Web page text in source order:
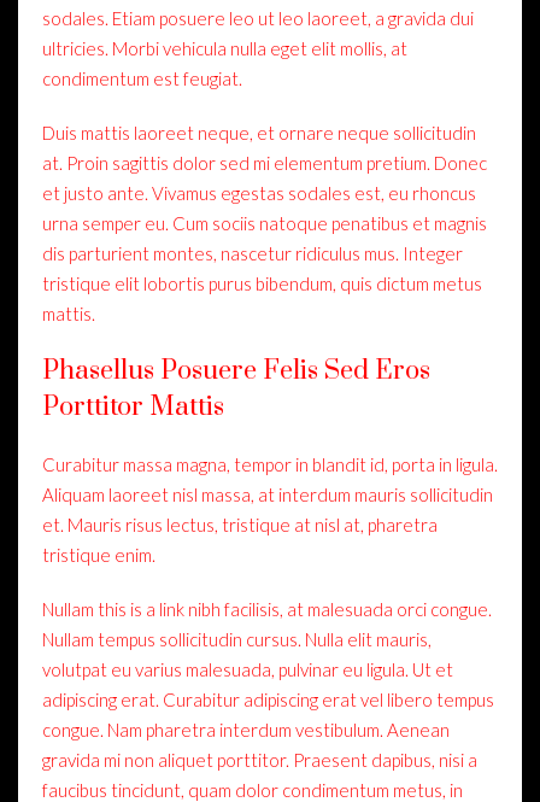
sodales. Etiam posuere leo ut leo laoreet, a gravida dui
ultricies. Morbi vehicula nulla eget elit mollis, at
condimentum est feugiat.
Duis mattis laoreet neque, et ornare neque sollicitudin
at. Proin sagittis dolor sed mi elementum pretium. Donec
et justo ante. Vivamus egestas sodales est, eu rhoncus
urna semper eu. Cum sociis natoque penatibus et magnis
dis parturient montes, nascetur ridiculus mus. Integer
tristique elit lobortis purus bibendum, quis dictum metus
mattis.
Phasellus Posuere Felis Sed Eros
Porttitor Mattis
Curabitur massa magna, tempor in blandit id, porta in ligula.
Aliquam laoreet nisl massa, at interdum mauris sollicitudin
et. Mauris risus lectus, tristique at nisl at, pharetra
tristique enim.
Nullam this is a link nibh facilisis, at malesuada orci congue.
Nullam tempus sollicitudin cursus. Nulla elit mauris,
volutpat eu varius malesuada, pulvinar eu ligula. Ut et
adipiscing erat. Curabitur adipiscing erat vel libero tempus
congue. Nam pharetra interdum vestibulum. Aenean
gravida mi non aliquet porttitor. Praesent dapibus, nisi a
faucibus tincidunt, quam dolor condimentum metus, in